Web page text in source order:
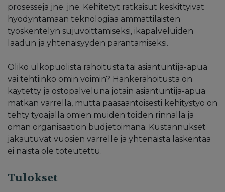
prosesseja jne. jne. Kehitetyt ratkaisut keskittyivät
hyödyntämään teknologiaa ammattilaisten
työskentelyn sujuvoittamiseksi, ikäpalveluiden
laadun ja yhtenäisyyden parantamiseksi.
Oliko ulkopuolista rahoitusta tai asiantuntija-apua
vai tehtiinkö omin voimin? Hankerahoitusta on
käytetty ja ostopalveluna jotain asiantuntija-apua
matkan varrella, mutta pääsääntöisesti kehitystyö on
tehty työajalla omien muiden töiden rinnalla ja
oman organisaation budjetoimana. Kustannukset
jakautuvat vuosien varrelle ja yhtenäistä laskentaa
ei näistä ole toteutettu.
Tulokset